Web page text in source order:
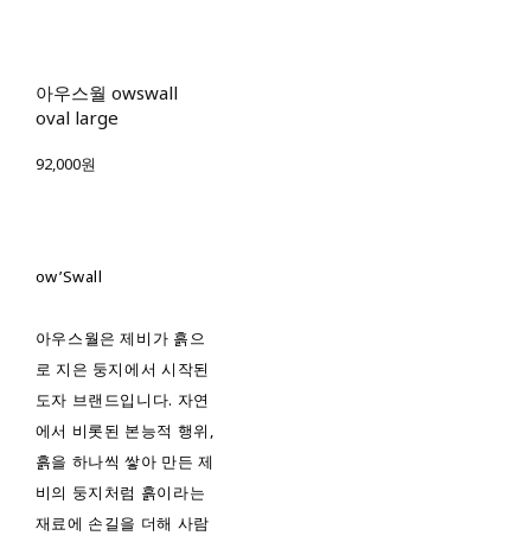
아우스월 owswall
oval large
92,000원
ow’Swall
아우스월은 제비가 흙으
로 지은 둥지에서 시작된
도자 브랜드입니다. 자연
에서 비롯된 본능적 행위,
흙을 하나씩 쌓아 만든 제
비의 둥지처럼 흙이라는
재료에 손길을 더해 사람